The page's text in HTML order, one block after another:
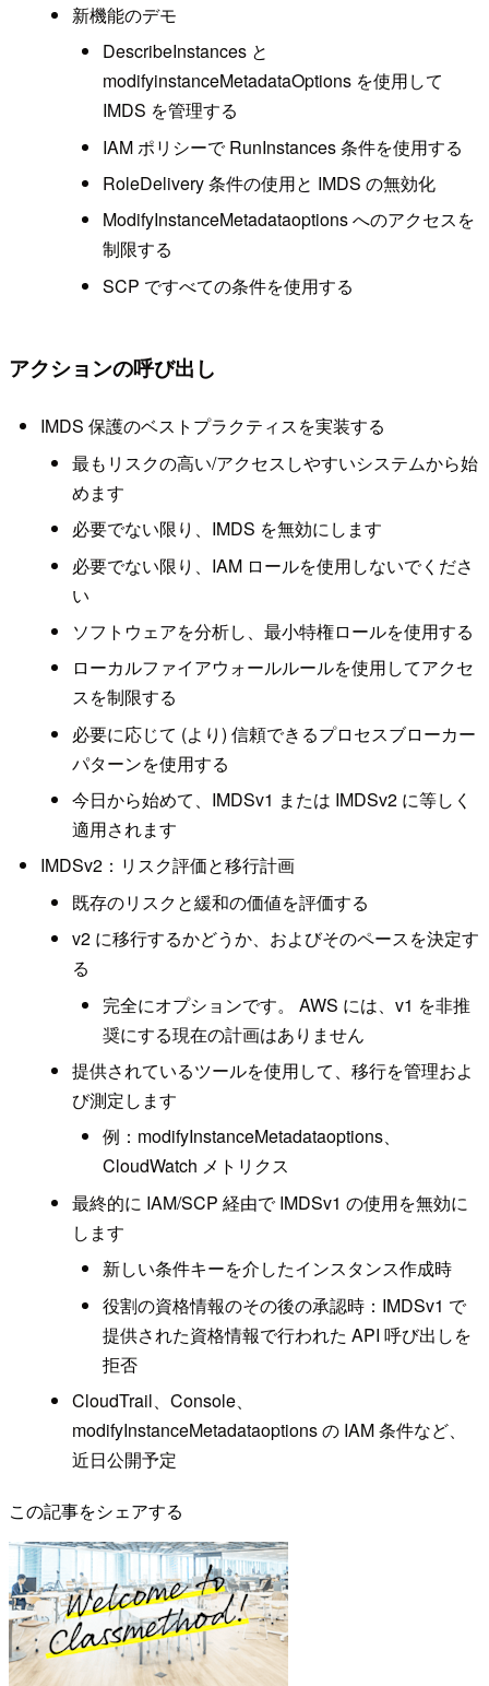
新機能のデモ
DescribeInstances と
modifyinstanceMetadataOptions を使用して
IMDS を管理する
IAM ポリシーで RunInstances 条件を使用する
RoleDelivery 条件の使用と IMDS の無効化
ModifyInstanceMetadataoptions へのアクセスを
制限する
SCP ですべての条件を使用する
アクションの呼び出し
IMDS 保護のベストプラクティスを実装する
最もリスクの高い/アクセスしやすいシステムから始
めます
必要でない限り、IMDS を無効にします
必要でない限り、IAM ロールを使用しないでくださ
い
ソフトウェアを分析し、最小特権ロールを使用する
ローカルファイアウォールルールを使用してアクセ
スを制限する
必要に応じて (より) 信頼できるプロセスブローカー
パターンを使用する
今日から始めて、IMDSv1 または IMDSv2 に等しく
適用されます
IMDSv2：リスク評価と移行計画
既存のリスクと緩和の価値を評価する
v2 に移行するかどうか、およびそのペースを決定す
る
完全にオプションです。 AWS には、v1 を非推
奨にする現在の計画はありません
提供されているツールを使用して、移行を管理およ
び測定します
例：modifyInstanceMetadataoptions、
CloudWatch メトリクス
最終的に IAM/SCP 経由で IMDSv1 の使用を無効に
します
新しい条件キーを介したインスタンス作成時
役割の資格情報のその後の承認時：IMDSv1 で
提供された資格情報で行われた API 呼び出しを
拒否
CloudTrail、Console、
modifyInstanceMetadataoptions の IAM 条件など、
近日公開予定
この記事をシェアする